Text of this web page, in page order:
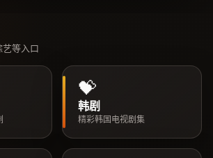
艺等入口
💝
韩剧
精彩韩国电视剧集